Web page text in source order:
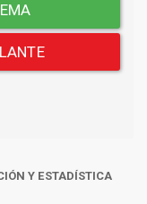
Y ESTADÍSTICA